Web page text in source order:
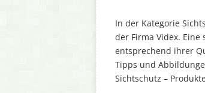
In der Kategorie
der Firma Videx.
entsprechend ihrer
Tipps und
Sichtschutz –